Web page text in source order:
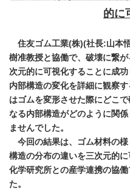
的に
住友ゴム工業(株)(社長:山本
樹准教授と協働で、破壊に繋
次元的に可視化することに成
内部構造の変化を詳細に観察
はゴムを変形させた際にどこ
なる内部構造がどのように関
ませんでした。
今回の結果は、ゴム材料の
構造の分布の違いを三次元的
化学研究所との産学連携の協
た。